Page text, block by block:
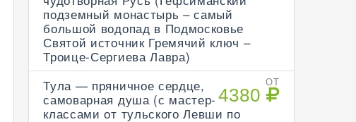
подземный монастырь – самый
большой водопад в Подмосковье
Святой источник Гремячий ключ –
Троице-Сергиева Лавра)
ОТ
4380
Тула — пряничное сердце,
самоварная душа (с мастер-
классами от тульского Левши по